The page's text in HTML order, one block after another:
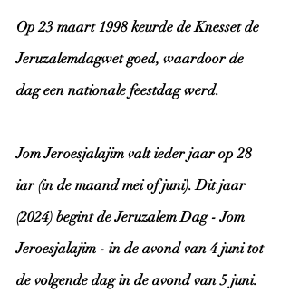
Op 23 maart 1998 keurde de Knesset de
Jeruzalemdagwet goed, waardoor de
dag een nationale feestdag werd.
Jom Jeroesjalajim valt ieder jaar op 28
iar (in de maand mei of juni). Dit jaar
(2024) begint de Jeruzalem Dag - Jom
Jeroesjalajim - in de avond van 4 juni tot
de volgende dag in de avond van 5 juni.